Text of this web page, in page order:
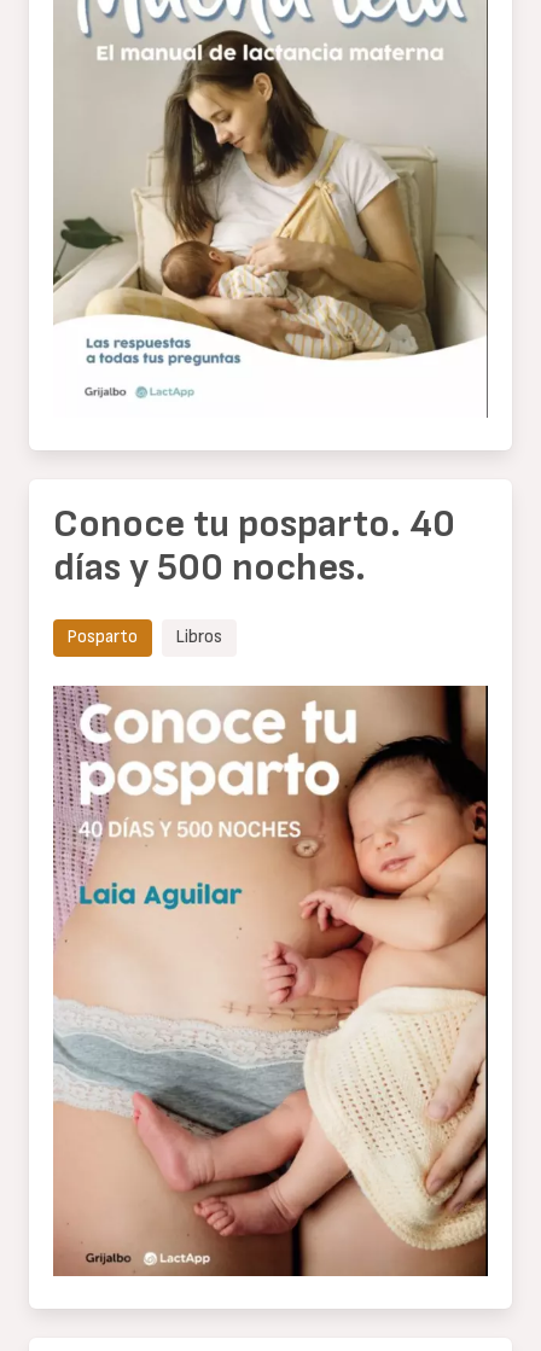
Conoce tu posparto. 40
días y 500 noches.
Posparto Libros